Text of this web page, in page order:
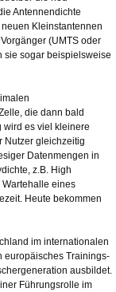
Antennendichte
Kleinstantennen
(UMTS oder
sie sogar beispielsweise
die dann bald
wird es viel kleinere
Nutzer gleichzeitig
Datenmengen in
z.B. High
eines
Heute bekommen
im internationalen
europäisches Trainings-
ausbildet.
Führungsrolle im